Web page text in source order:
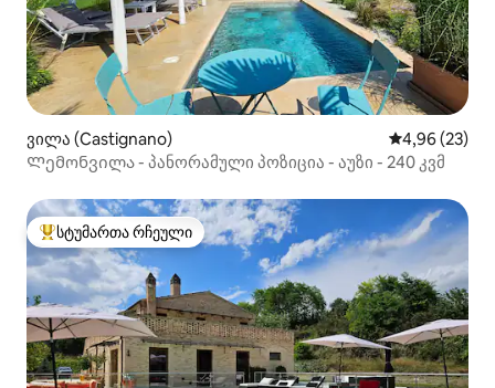
ვილა (Castignano) საშუალო
4,96 (23)
Ლემონვილა - პანორამული პოზიცია - აუზი - 240 კვმ
სტუმართა რჩეული მოწინავე ვარიანტი
სტუმართა რჩეული